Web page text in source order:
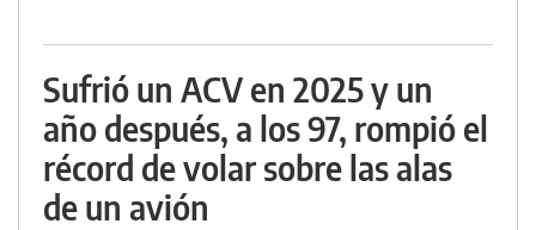
Sufrió un ACV en 2025 y un
año después, a los 97, rompió el
récord de volar sobre las alas
de un avión